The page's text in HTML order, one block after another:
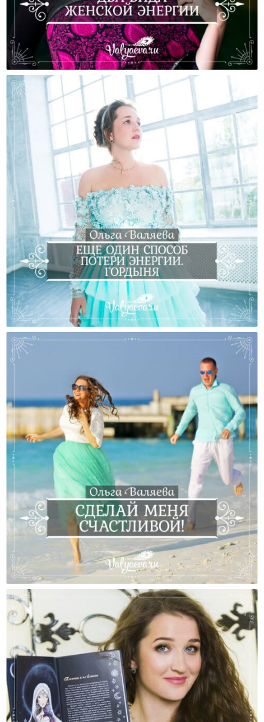
Два Вида Женской Энергии
Еще Один Способ Потери Энергии. Гордыня.
Сделай Меня Счастливой!